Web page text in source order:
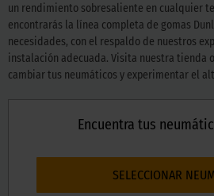
un rendimiento sobresaliente en cualquier
encontrarás la línea completa de gomas
necesidades, con el respaldo de nuestros
instalación adecuada. Visita nuestra tienda
cambiar tus neumáticos y experimentar el
Encuentra tus
SELECCIONAR